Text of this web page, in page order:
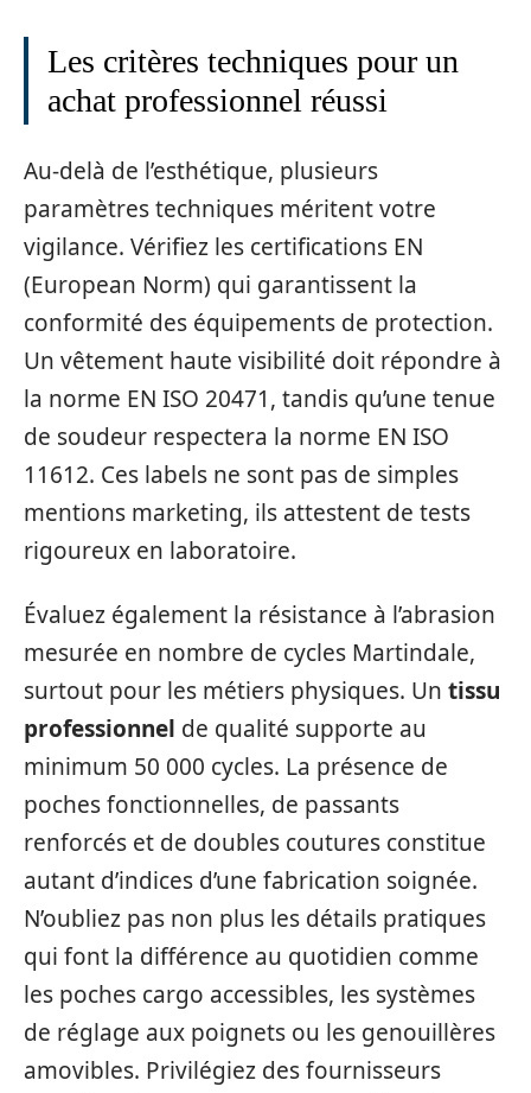
Les critères techniques pour un
achat professionnel réussi
Au-delà de l’esthétique, plusieurs
paramètres techniques méritent votre
vigilance. Vérifiez les certifications EN
(European Norm) qui garantissent la
conformité des équipements de protection.
Un vêtement haute visibilité doit répondre à
la norme EN ISO 20471, tandis qu’une tenue
de soudeur respectera la norme EN ISO
11612. Ces labels ne sont pas de simples
mentions marketing, ils attestent de tests
rigoureux en laboratoire.
Évaluez également la résistance à l’abrasion
mesurée en nombre de cycles Martindale,
surtout pour les métiers physiques. Un tissu
professionnel de qualité supporte au
minimum 50 000 cycles. La présence de
poches fonctionnelles, de passants
renforcés et de doubles coutures constitue
autant d’indices d’une fabrication soignée.
N’oubliez pas non plus les détails pratiques
qui font la différence au quotidien comme
les poches cargo accessibles, les systèmes
de réglage aux poignets ou les genouillères
amovibles. Privilégiez des fournisseurs